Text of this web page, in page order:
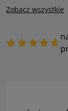
Zobacz wszystkie